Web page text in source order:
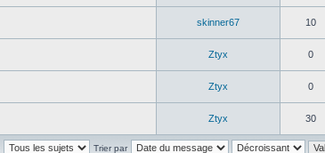
skinner67 10
Ztyx 0
Ztyx 0
Ztyx 30
Trier par